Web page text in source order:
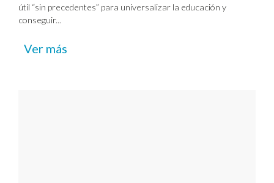
útil “sin precedentes” para universalizar la educación y
conseguir...
Ver más